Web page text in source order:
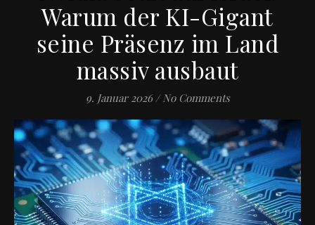
Warum der KI-Gigant
seine Präsenz im Land
massiv ausbaut
9. Januar 2026 / No Comments